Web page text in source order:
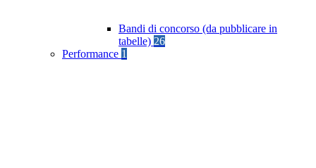
Bandi di concorso (da pubblicare in
tabelle) 26
Performance 1